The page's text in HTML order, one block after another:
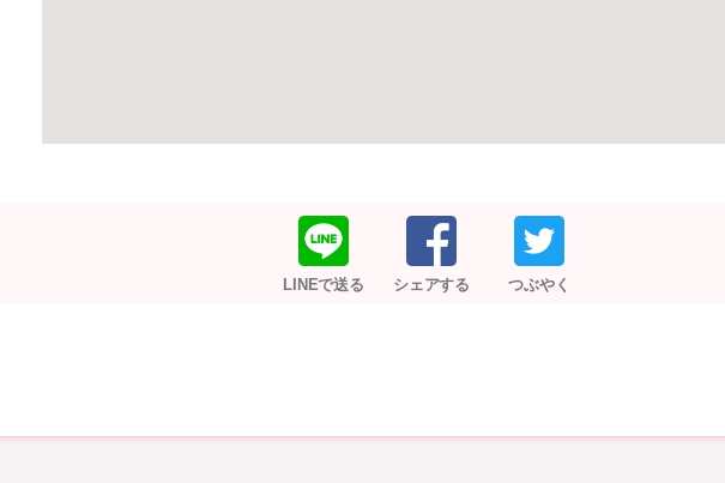
LINEで送る シェアする つぶやく